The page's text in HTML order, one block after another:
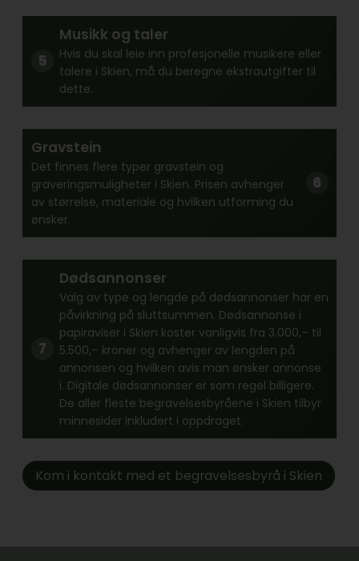
Musikk og taler
Hvis du skal leie inn profesjonelle musikere eller
talere i Skien, må du beregne ekstrautgifter til
dette.
Gravstein
Det finnes flere typer gravstein og
graveringsmuligheter i Skien. Prisen avhenger
av størrelse, materiale og hvilken utforming du
ønsker.
Dødsannonser
Valg av type og lengde på dødsannonser har en
påvirkning på sluttsummen. Dødsannonse i
papiraviser i Skien koster vanligvis fra 3.000,– til
5.500,– kroner og avhenger av lengden på
annonsen og hvilken avis man ønsker annonse
i. Digitale dødsannonser er som regel billigere.
De aller fleste begravelsesbyråene i Skien tilbyr
minnesider inkludert i oppdraget.
Kom i kontakt med et begravelsesbyrå i Skien